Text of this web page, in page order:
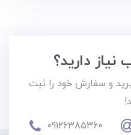
دارید؟
و سفارش خود را ثبت
09126385360